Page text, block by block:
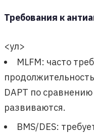
Требования к
<ул>
MLFM: часто
DAPT по сравнению
развиваются.
BMS/DES: